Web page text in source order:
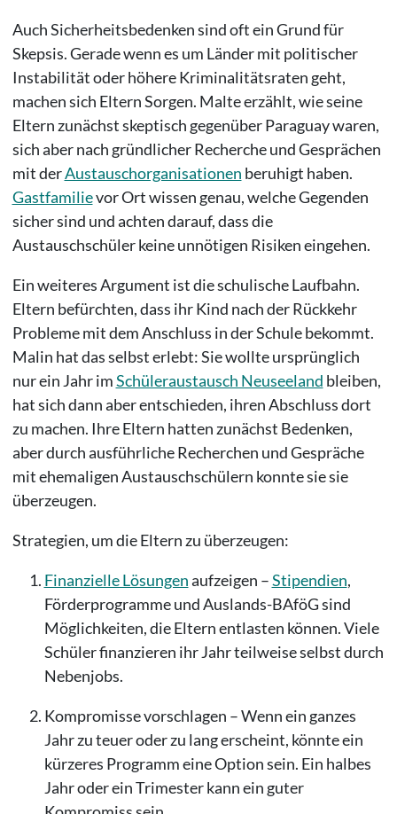
Auch Sicherheitsbedenken sind oft ein Grund für
Skepsis. Gerade wenn es um Länder mit politischer
Instabilität oder höhere Kriminalitätsraten geht,
machen sich Eltern Sorgen. Malte erzählt, wie seine
Eltern zunächst skeptisch gegenüber Paraguay waren,
sich aber nach gründlicher Recherche und Gesprächen
mit derAustauschorganisationen beruhigt haben.
Gastfamilievor Ort wissen genau, welche Gegenden
sicher sind und achten darauf, dass die
Austauschschüler keine unnötigen Risiken eingehen.
Ein weiteres Argument ist die schulische Laufbahn.
Eltern befürchten, dass ihr Kind nach der Rückkehr
Probleme mit dem Anschluss in der Schule bekommt.
Malin hat das selbst erlebt: Sie wollte ursprünglich
nur ein Jahr imSchüleraustausch Neuseeland bleiben,
hat sich dann aber entschieden, ihren Abschluss dort
zu machen. Ihre Eltern hatten zunächst Bedenken,
aber durch ausführliche Recherchen und Gespräche
mit ehemaligen Austauschschülern konnte sie sie
überzeugen.
Strategien, um die Eltern zu überzeugen:
Finanzielle Lösungenaufzeigen –Stipendien,
Förderprogramme und Auslands-BAföG sind
Möglichkeiten, die Eltern entlasten können. Viele
Schüler finanzieren ihr Jahr teilweise selbst durch
Nebenjobs.
Kompromisse vorschlagen – Wenn ein ganzes
Jahr zu teuer oder zu lang erscheint, könnte ein
kürzeres Programm eine Option sein. Ein halbes
Jahr oder ein Trimester kann ein guter